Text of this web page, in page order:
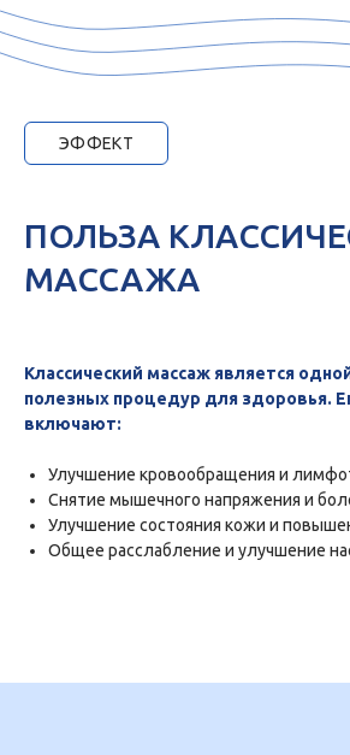
ЭФФЕКТ
ПОЛЬЗА
МАССАЖА
Классический массаж является
полезных процедур для здоровья.
включают:
Улучшение кровообращения и
Снятие мышечного напряжения и
Улучшение состояния кожи и
Общее расслабление и улучшение